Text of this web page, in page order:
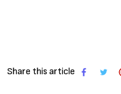
Share this article